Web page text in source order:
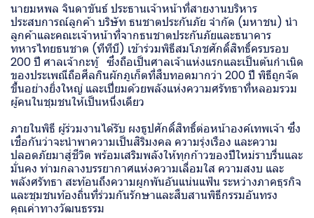
นายมหพล จินดาขันธ์ ประธานเจ้าหน้าที่สายงานบริหาร
ประสบการณ์ลูกค้า บริษัท ธนชาตประกันภัย จำกัด (มหาชน) นำ
ลูกค้าและคณะเจ้าหน้าที่จากธนชาตประกันภัยและธนาคาร
ทหารไทยธนชาต (ทีทีบี) เข้าร่วมพิธีสมโภชศักดิ์สิทธิ์ครบรอบ
200 ปี ศาลเจ้ากะทู้ ซึ่งถือเป็นศาลเจ้าแห่งแรกและเป็นต้นกำเนิด
ของประเพณีถือศีลกินผักภูเก็ตที่สืบทอดมากว่า 200 ปี พิธีถูกจัด
ขึ้นอย่างยิ่งใหญ่ และเปี่ยมด้วยพลังแห่งความศรัทธาที่หลอมรวม
ผู้คนในชุมชนให้เป็นหนึ่งเดียว
ภายในพิธี ผู้ร่วมงานได้รับ ผงธูปศักดิ์สิทธิ์ต่อหน้าองค์เทพเจ้า ซึ่ง
เชื่อกันว่าจะนำพาความเป็นสิริมงคล ความรุ่งเรือง และความ
ปลอดภัยมาสู่ชีวิต พร้อมเสริมพลังให้ทุกก้าวของปีใหม่ราบรื่นและ
มั่นคง ท่ามกลางบรรยากาศแห่งความเลื่อมใส ความสงบ และ
พลังศรัทธา สะท้อนถึงความผูกพันอันแน่นแฟ้น ระหว่างภาคธุรกิจ
และชุมชนท้องถิ่นที่ร่วมกันรักษาและสืบสานพิธีกรรมอันทรง
คุณค่าทางวัฒนธรรม